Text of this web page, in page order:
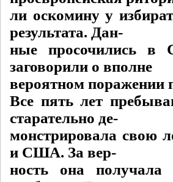
ли оскомину у
результата. Дан-
ные просочились в
заговорили о вполне
вероятном поражении
Все пять лет
старательно де-
монстрировала свою
и США. За вер-
ность она